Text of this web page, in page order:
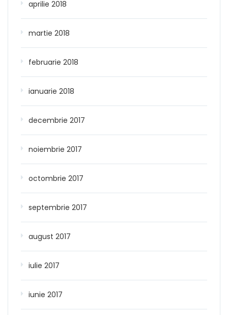
aprilie 2018
martie 2018
februarie 2018
ianuarie 2018
decembrie 2017
noiembrie 2017
octombrie 2017
septembrie 2017
august 2017
iulie 2017
iunie 2017